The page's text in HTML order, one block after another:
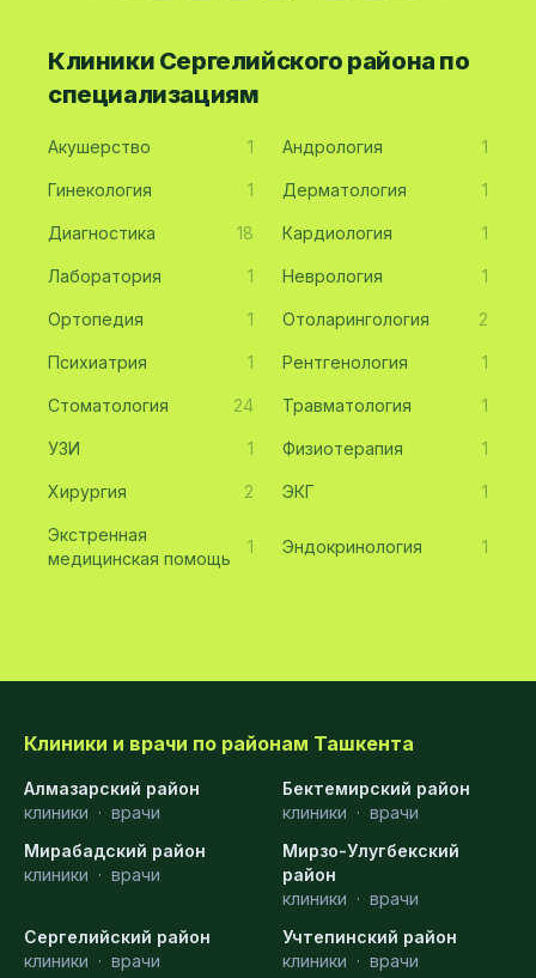
Клиники Сергелийского района по
специализациям
Акушерство 1 Андрология 1
Гинекология 1 Дерматология 1
Диагностика 18 Кардиология 1
Лаборатория 1 Неврология 1
Ортопедия 1 Отоларингология 2
Психиатрия 1 Рентгенология 1
Стоматология 24 Травматология 1
УЗИ 1 Физиотерапия 1
Хирургия 2 ЭКГ 1
Экстренная
медицинская помощь
1 Эндокринология 1
Клиники и врачи по районам Ташкента
Алмазарский район
клиники · врачи
Бектемирский район
клиники · врачи
Мирабадский район
клиники · врачи
Мирзо-Улугбекский
район
клиники · врачи
Сергелийский район
клиники · врачи
Учтепинский район
клиники · врачи